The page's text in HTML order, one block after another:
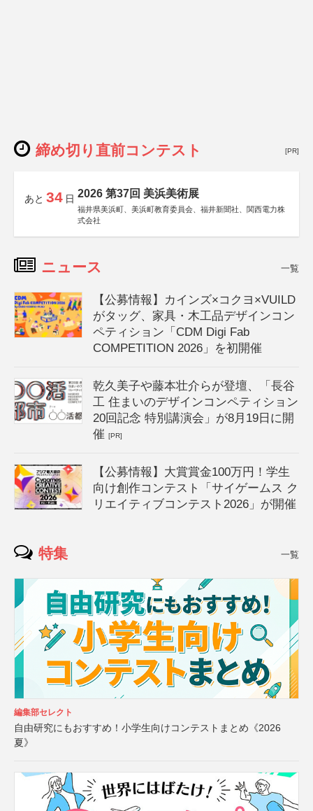
締め切り直前コンテスト [PR]
あと 34 日 2026 第37回 美浜美術展
福井県美浜町、美浜町教育委員会、福井新聞社、関西電力株
式会社
ニュース 一覧
【公募情報】カインズ×コクヨ×VUILD
がタッグ、家具・木工品デザインコン
ペティション「CDM Digi Fab
COMPETITION 2026」を初開催
乾久美子や藤本壮介らが登壇、「長谷
工 住まいのデザインコンペティション
20回記念 特別講演会」が8月19日に開
催[PR]
【公募情報】大賞賞金100万円！学生
向け創作コンテスト「サイゲームス ク
リエイティブコンテスト2026」が開催
特集 一覧
編集部セレクト
自由研究にもおすすめ！小学生向けコンテストまとめ《2026
夏》